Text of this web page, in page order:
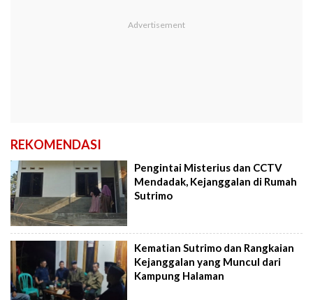
REKOMENDASI
Pengintai Misterius dan CCTV
Mendadak, Kejanggalan di Rumah
Sutrimo
Kematian Sutrimo dan Rangkaian
Kejanggalan yang Muncul dari
Kampung Halaman